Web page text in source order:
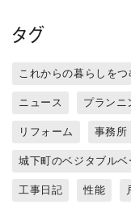
タグ
これからの暮らしをつ
ニュース プランニ
リフォーム 事務所
城下町のベジタブルベ
工事日記 性能